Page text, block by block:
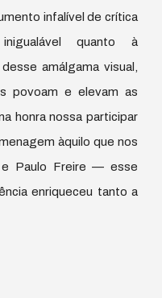
infalível de crítica
quanto à
amálgama visual,
povoam e elevam as
honra nossa participar
àquilo que nos
e Paulo Freire — esse
enriqueceu tanto a